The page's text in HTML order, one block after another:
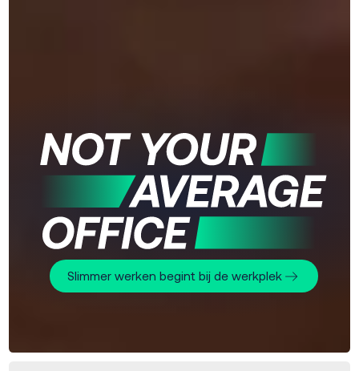
Slimmer werken begint bij de werkplek